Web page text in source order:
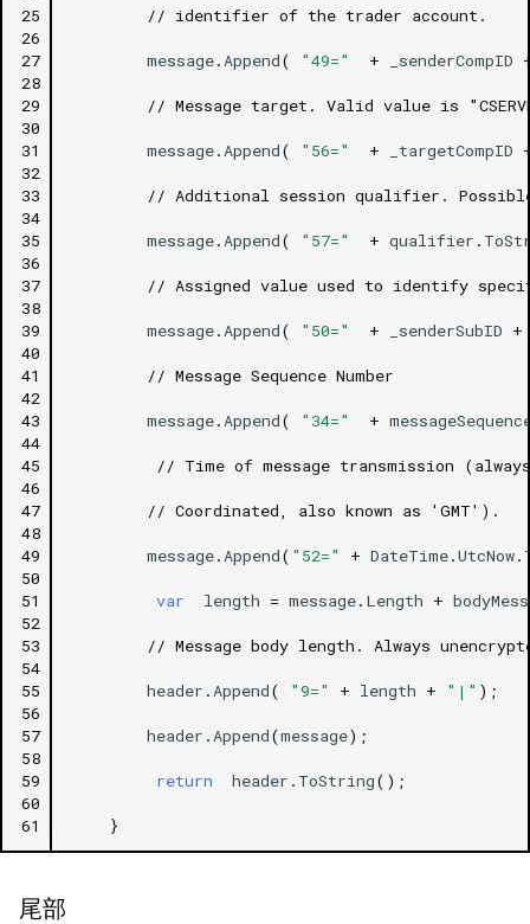
25
26
27
28
29
30
31
32
33
34
35
36
37
38
39
40
41
42
43
44
45
46
47
48
49
50
51
52
53
54
55
56
57
58
59
60
61
// identifier of the trader account.
message.Append( "49=" + _senderCompID
// Message target. Valid value is
message.Append( "56=" + _targetCompID
// Additional session qualifier. Possible
message.Append( "57=" + qualifier .
// Assigned value used to identify
message.Append( "50=" + _senderSubID +
// Message Sequence Number
message.Append( "34=" +
// Time of message transmission
// Coordinated, also known as 'GMT').
message.Append( "52=" + DateTime.UtcNow.
var length = message. Length +
// Message body length. Always
header .Append( "9=" + length + "|" );
header .Append(message);
return header . ToString();
}
尾部